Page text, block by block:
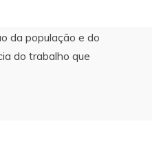
da população e do
do trabalho que